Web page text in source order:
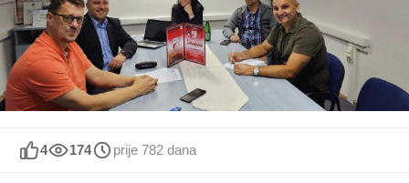
4 174 prije 782 dana